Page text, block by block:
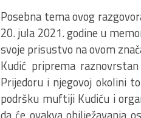
Posebna tema ovog
20. jula 2021. godine u
svoje prisustvo na ovom
Kudić priprema
Prijedoru i njegovoj okolini
podršku muftiji Kudiću i